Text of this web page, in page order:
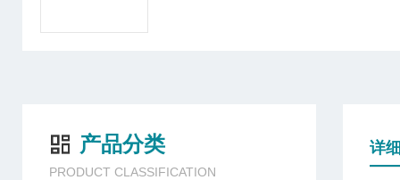
产品分类
PRODUCT CLASSIFICATION
详